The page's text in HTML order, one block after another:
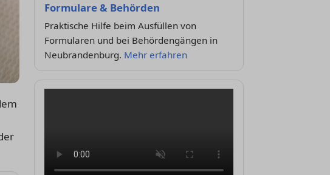
Formulare & Behörden
Praktische Hilfe beim Ausfüllen von
Formularen und bei Behördengängen in
Neubrandenburg. Mehr erfahren